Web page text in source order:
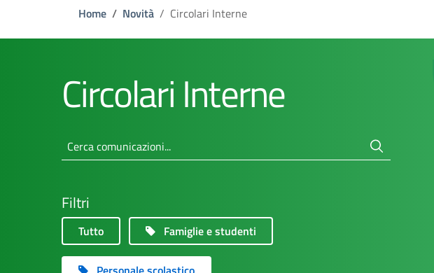
Home Novità Circolari Interne
Circolari Interne
Cerca comunicazioni...
Filtri
Tutto Famiglie e studenti